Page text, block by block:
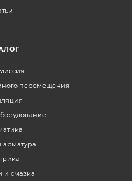
перемещения
арматура
и смазка